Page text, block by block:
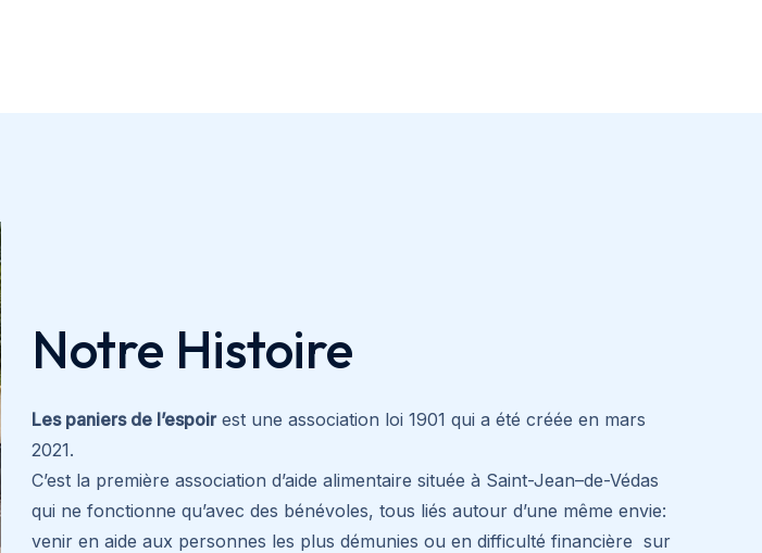
Notre Histoire
Les paniers de l’espoirest une association loi 1901 qui a été créée en mars
2021.
C’est la première association d’aide alimentaire située à Saint-Jean–de-Védas
qui ne fonctionne qu’avec des bénévoles, tous liés autour d’une même envie:
venir en aide aux personnes les plus démunies ou en difficulté financière sur